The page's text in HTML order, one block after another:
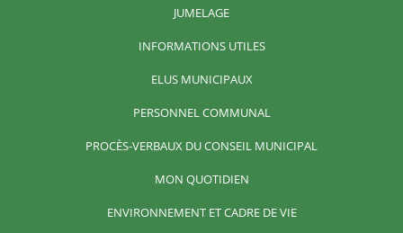
JUMELAGE
INFORMATIONS UTILES
ELUS MUNICIPAUX
PERSONNEL COMMUNAL
PROCÈS-VERBAUX DU CONSEIL MUNICIPAL
MON QUOTIDIEN
ENVIRONNEMENT ET CADRE DE VIE